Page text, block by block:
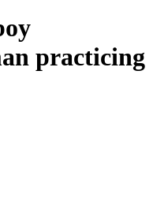
practicing